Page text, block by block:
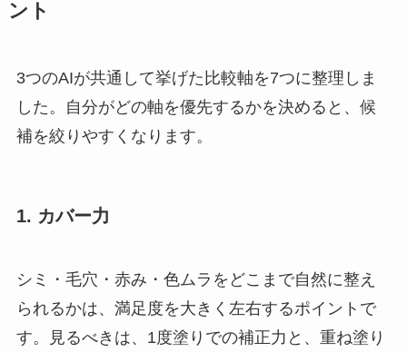
ント
3つのAIが共通して挙げた比較軸を7つに整理しま
した。自分がどの軸を優先するかを決めると、候
補を絞りやすくなります。
1. カバー力
シミ・毛穴・赤み・色ムラをどこまで自然に整え
られるかは、満足度を大きく左右するポイントで
す。見るべきは、1度塗りでの補正力と、重ね塗り